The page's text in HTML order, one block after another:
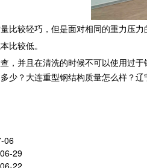
比较轻巧，但是面对相同的重力压
比较低。
，并且在清洗的时候不可以使用过
少？大连重型钢结构质量怎么样？
06
29
22